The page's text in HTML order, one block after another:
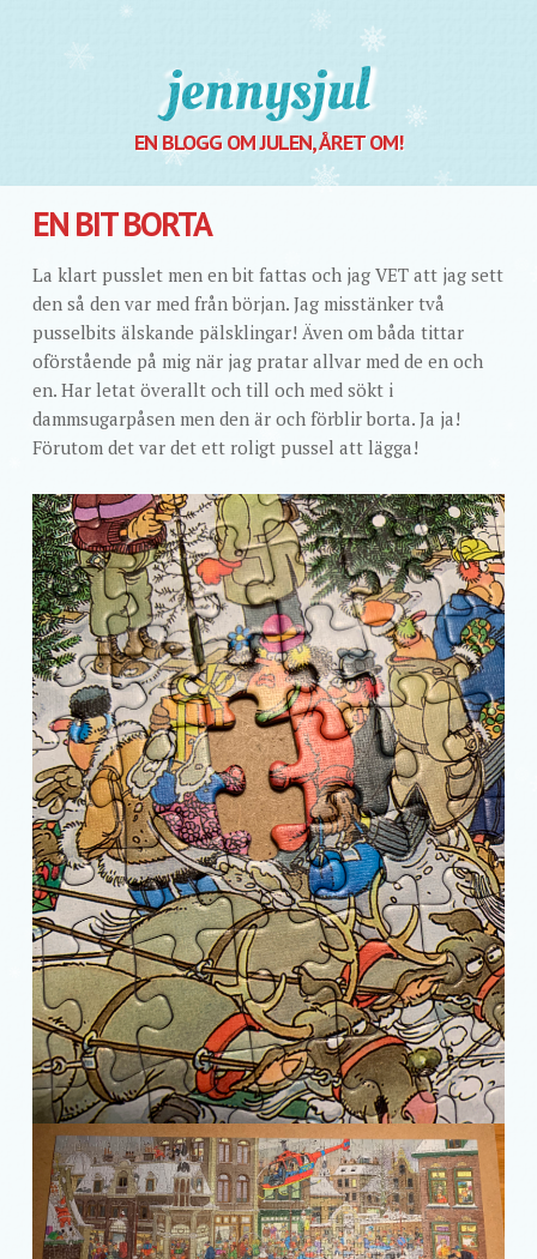
Jennysjul
EN BLOGG OM JULEN, ÅRET OM!
EN BIT BORTA
La klart pusslet men en bit fattas och jag VET att jag sett
den så den var med från början. Jag misstänker två
pusselbits älskande pälsklingar! Även om båda tittar
oförstående på mig när jag pratar allvar med de en och
en. Har letat överallt och till och med sökt i
dammsugarpåsen men den är och förblir borta. Ja ja!
Förutom det var det ett roligt pussel att lägga!